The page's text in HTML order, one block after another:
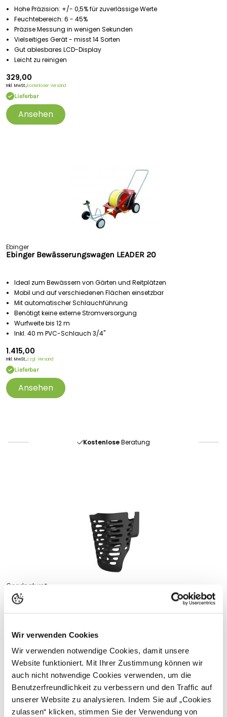
Wir verwenden Cookies
Wir verwenden notwendige Cookies, damit unsere
Website funktioniert. Mit Ihrer Zustimmung können wir
auch nicht notwendige Cookies verwenden, um die
Benutzerfreundlichkeit zu verbessern und den Traffic auf
unserer Website zu analysieren. Indem Sie auf „Cookies
zulassen“ klicken, stimmen Sie der Verwendung von
Hohe Präzision: +/- 0,5% für zuverlässige Werte
Feuchtebereich: 6 - 45%
Präzise Messung in wenigen Sekunden
Vielseitiges Gerät - misst 14 Sorten
Gut ablesbares LCD-Display
Leicht zu reinigen
329,00
Inkl. MwSt.,kostenloser Versand
Lieferbar
Ansehen
Ebinger
Ebinger Bewässerungswagen LEADER 20
Ideal zum Bewässern von Gärten und Reitplätzen
Mobil und auf verschiedenen Flächen einsetzbar
Mit automatischer Schlauchführung
Benötigt keine externe Stromversorgung
Wurfweite bis 12 m
Inkl. 40 m PVC-Schlauch 3/4"
1.415,00
Inkl. MwSt.,zzgl. Versand
Lieferbar
AnsehenPortofrei
KostenloseBeratung
Goodnature®
Goodnature® Blocker/Schutzgitter für Rattenschussfalle
A24
Für Ratten- und Wühlmausschussfallen von Goodnature
Bietet zusätzliche Sicherheit für Haustiere oder Igel
23,79
Inkl. MwSt.,zzgl. Versand
Lieferbar
Ansehen